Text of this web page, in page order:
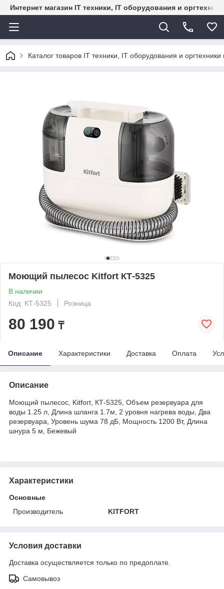
Интернет магазин IT техники, IT оборудования и
Каталог товаров IT техники, IT оборудования и
Моющий пылесос Kitfort КТ-5325
В наличии
Код: КТ-5325
Розница
80 190 ₸
Описание Характеристики Доставка Оплата
Описание
Моющий пылесос, Kitfort, КТ-5325, Объем резервуара для
воды 1.25 л, Длина шланга 1.7м, 2 уровня нагрева воды, Два
резервуара, Уровень шума 78 дБ, Мощность 1200 Вт, Длина
шнура 5 м, Бежевый
Характеристики
Основные
Производитель
KITFORT
Условия доставки
Доставка осуществляется только по предоплате.
Самовывоз